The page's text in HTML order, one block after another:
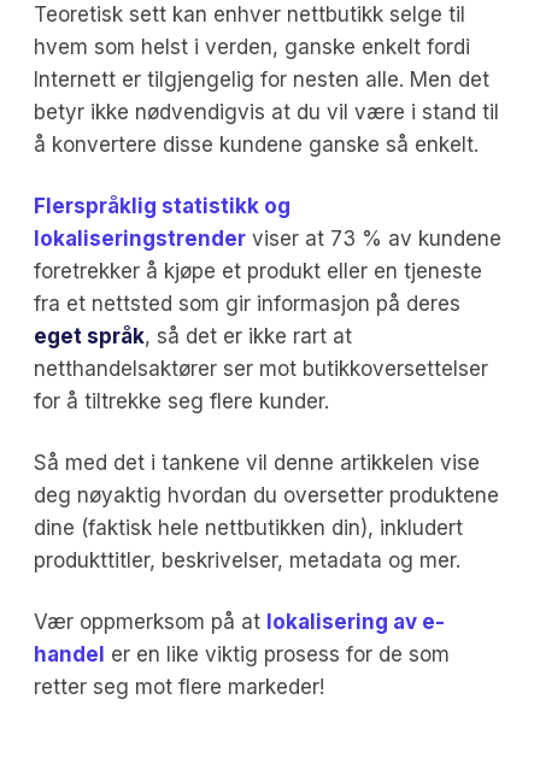
Teoretisk sett kan enhver nettbutikk selge til
hvem som helst i verden, ganske enkelt fordi
Internett er tilgjengelig for nesten alle. Men det
betyr ikke nødvendigvis at du vil være i stand til
å konvertere disse kundene ganske så enkelt.
Flerspråklig statistikk og
lokaliseringstrender viser at 73 % av kundene
foretrekker å kjøpe et produkt eller en tjeneste
fra et nettsted som gir informasjon på deres
eget språk, så det er ikke rart at
netthandelsaktører ser mot butikkoversettelser
for å tiltrekke seg flere kunder.
Så med det i tankene vil denne artikkelen vise
deg nøyaktig hvordan du oversetter produktene
dine (faktisk hele nettbutikken din), inkludert
produkttitler, beskrivelser, metadata og mer.
Vær oppmerksom på at lokalisering av e-
handel er en like viktig prosess for de som
retter seg mot flere markeder!